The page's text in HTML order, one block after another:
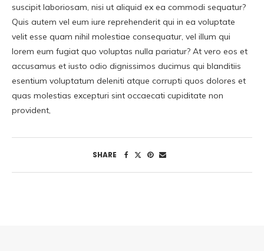
suscipit laboriosam, nisi ut aliquid ex ea commodi sequatur?
Quis autem vel eum iure reprehenderit qui in ea voluptate
velit esse quam nihil molestiae consequatur, vel illum qui
lorem eum fugiat quo voluptas nulla pariatur? At vero eos et
accusamus et iusto odio dignissimos ducimus qui blanditiis
esentium voluptatum deleniti atque corrupti quos dolores et
quas molestias excepturi sint occaecati cupiditate non
provident,
SHARE